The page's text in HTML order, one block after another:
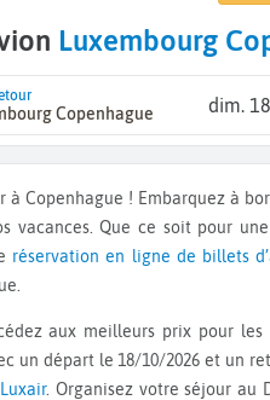
Luxembourg
Copenhague dim.
à Copenhague ! Embarquez à
vacances. Que ce soit pour
réservation en ligne de billets
aux meilleurs prix pour
un départ le 18/10/2026 et un
Luxair. Organisez votre séjour au